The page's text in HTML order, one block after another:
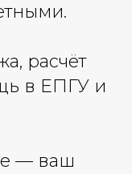
расчёт
в ЕПГУ и
— ваш